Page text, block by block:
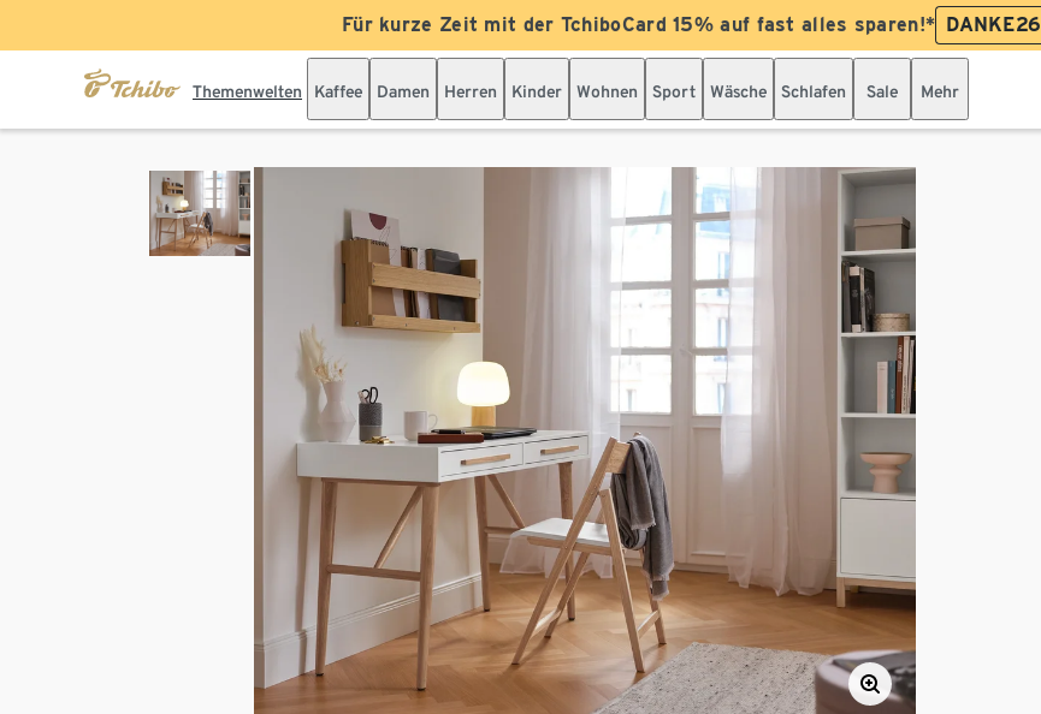
Für kurze Zeit mit der TchiboCard 15% auf fast alles sparen!* DANKE26
Themenwelten Kaffee Damen Herren Kinder Wohnen Sport Wäsche Schlafen Sale Mehr